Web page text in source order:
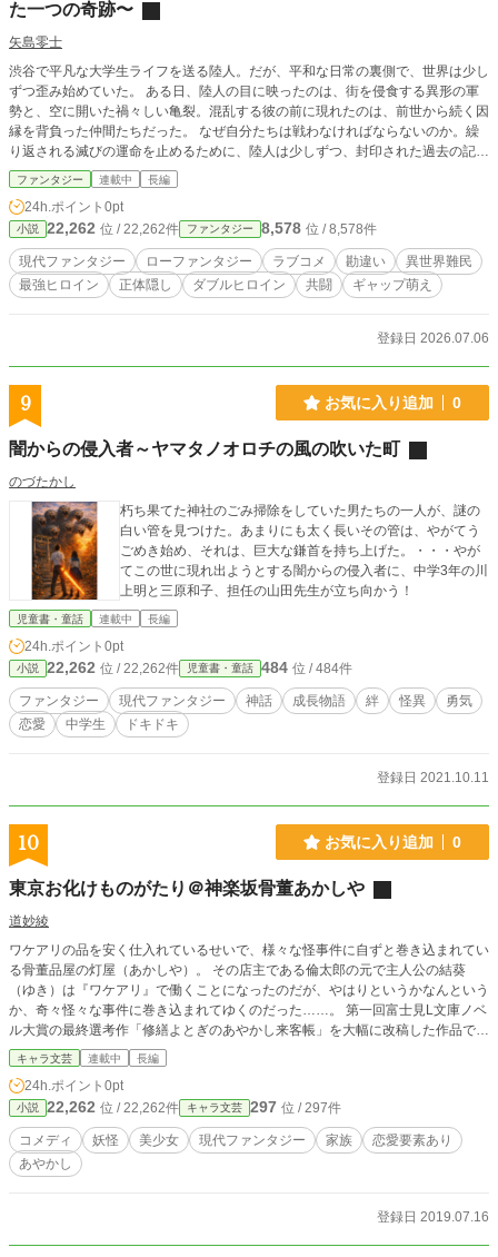
た一つの奇跡〜
矢島零士
渋谷で平凡な大学生ライフを送る陸人。だが、平和な日常の裏側で、世界は少し
ずつ歪み始めていた。 ある日、陸人の目に映ったのは、街を侵食する異形の軍
勢と、空に開いた禍々しい亀裂。混乱する彼の前に現れたのは、前世から続く因
縁を背負った仲間たちだった。 なぜ自分たちは戦わなければならないのか。繰
り返される滅びの運命を止めるために、陸人は少しずつ、封印された過去の記憶
と真実に向き合っていく。 「僕たちは今を生きるんだ」 前世の因縁を超え、仲
間と共に未来を掴み取る。二度目の世界で紡ぐ、最高のハッピーエンドへの物
語。
ファンタジー 連載中 長編
24h.ポイント 0pt
小説 22,262 位 / 22,262件 ファンタジー 8,578 位 / 8,578件
現代ファンタジー ローファンタジー ラブコメ 勘違い
異世界難民
最強ヒロイン
正体隠し ダブルヒロイン 共闘 ギャップ萌え
登録日 2026.07.06
9 お気に入り追加 0
闇からの侵入者～ヤマタノオロチの風の吹いた町
のづたかし
朽ち果てた神社のごみ掃除をしていた男たちの一人が、謎の
白い管を見つけた。あまりにも太く長いその管は、やがてう
ごめき始め、それは、巨大な鎌首を持ち上げた。・・・やが
てこの世に現れ出ようとする闇からの侵入者に、中学3年の川
上明と三原和子、担任の山田先生が立ち向かう！
児童書・童話 連載中 長編
24h.ポイント 0pt
小説 22,262 位 / 22,262件 児童書・童話 484 位 / 484件
ファンタジー 現代ファンタジー 神話 成長物語 絆 怪異
勇気
恋愛
中学生 ドキドキ
登録日 2021.10.11
10 お気に入り追加 0
東京お化けものがたり＠神楽坂骨董あかしや
道妙綾
ワケアリの品を安く仕入れているせいで、様々な怪事件に自ずと巻き込まれてい
る骨董品屋の灯屋（あかしや）。 その店主である倫太郎の元で主人公の結葵
（ゆき）は『ワケアリ』で働くことになったのだが、やはりというかなんという
か、奇々怪々な事件に巻き込まれてゆくのだった……。 第一回富士見L文庫ノベ
ル大賞の最終選考作「修繕よとぎのあやかし来客帳」を大幅に改稿した作品で
す！よろしくお願いします！
キャラ文芸 連載中 長編
24h.ポイント 0pt
小説 22,262 位 / 22,262件 キャラ文芸 297 位 / 297件
コメディ 妖怪 美少女 現代ファンタジー 家族
恋愛要素あり
あやかし
登録日 2019.07.16